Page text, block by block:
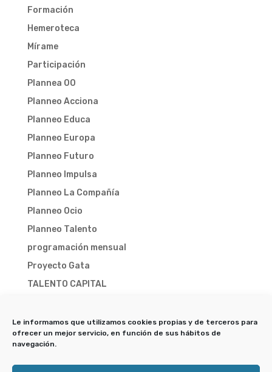
Le informamos que utilizamos cookies propias y de terceros para
ofrecer un mejor servicio, en función de sus hábitos de
navegación.
Formación
Hemeroteca
Mírame
Participación
Plannea 00
Planneo Acciona
Planneo Educa
Planneo Europa
Planneo Futuro
Planneo Impulsa
Planneo La Compañía
Planneo Ocio
Planneo Talento
programación mensual
Proyecto Gata
TALENTO CAPITAL
TALENTO CAPITAL 2026
Trampa-X